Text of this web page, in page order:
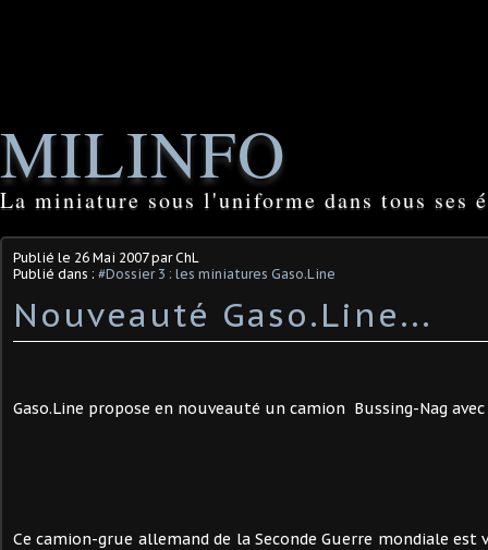
MILINFO
La miniature sous l'uniforme dans tous ses
Publié le 26 Mai 2007par ChL
Publié dans : #Dossier 3 : les miniatures Gaso.Line
Nouveauté Gaso.Line...
Gaso.Line propose en nouveauté un camion Bussing-Nag
Ce camion-grue allemand de la Seconde Guerre mondiale